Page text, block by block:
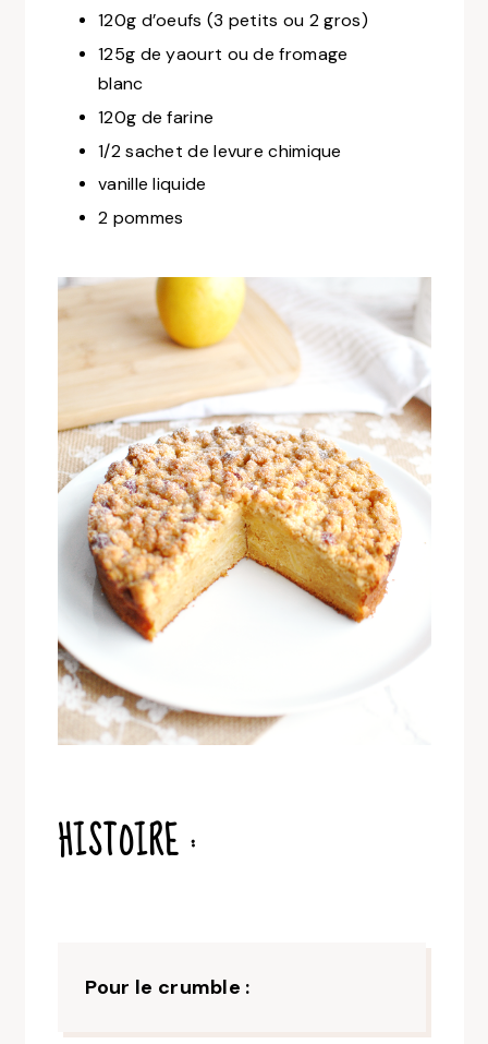
120g d’oeufs (3 petits ou 2 gros)
125g de yaourt ou de fromage
blanc
120g de farine
1/2 sachet de levure chimique
vanille liquide
2 pommes
HISTOIRE :
Pour le crumble :